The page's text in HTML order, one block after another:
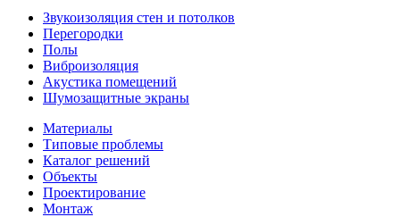
Звукоизоляция стен и потолков
Перегородки
Полы
Виброизоляция
Акустика помещений
Шумозащитные экраны
Материалы
Типовые проблемы
Каталог решений
Объекты
Проектирование
Монтаж